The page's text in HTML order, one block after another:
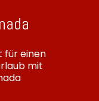
für einen
mit